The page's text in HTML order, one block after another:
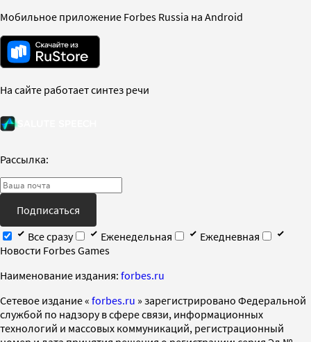
Мобильное приложение Forbes Russia на Android
На сайте работает синтез речи
Рассылка:
Подписаться
Все сразу
Еженедельная
Ежедневная
Новости Forbes Games
Наименование издания: forbes.ru
Cетевое издание « forbes.ru » зарегистрировано Федеральной
службой по надзору в сфере связи, информационных
технологий и массовых коммуникаций, регистрационный